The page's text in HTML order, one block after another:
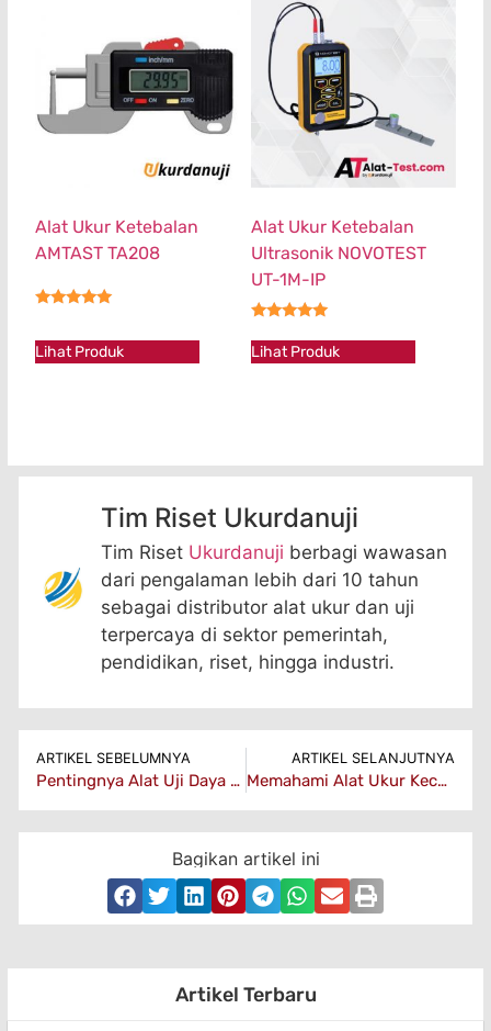
Alat Ukur Ketebalan
AMTAST TA208
Lihat Produk
Alat Ukur Ketebalan
Ultrasonik NOVOTEST
UT-1M-IP
Lihat Produk
Tim Riset Ukurdanuji
Tim Riset Ukurdanuji berbagi wawasan
dari pengalaman lebih dari 10 tahun
sebagai distributor alat ukur dan uji
terpercaya di sektor pemerintah,
pendidikan, riset, hingga industri.
ARTIKEL SEBELUMNYA
Pentingnya Alat Uji Daya Lekat dalam Pengujian Material
ARTIKEL SELANJUTNYA
Memahami Alat Ukur Kecepatan Angin: Jenis dan Manfaatnya
Bagikan artikel ini
Artikel Terbaru